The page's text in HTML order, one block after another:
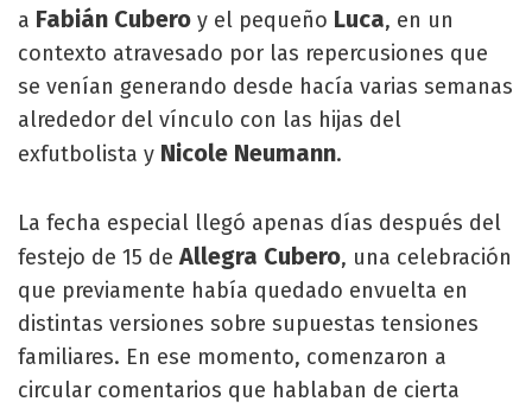
a Fabián Cubero y el pequeño Luca, en un
contexto atravesado por las repercusiones que
se venían generando desde hacía varias semanas
alrededor del vínculo con las hijas del
exfutbolista y Nicole Neumann.
La fecha especial llegó apenas días después del
festejo de 15 deAllegra Cubero, una celebración
que previamente había quedado envuelta en
distintas versiones sobre supuestas tensiones
familiares. En ese momento, comenzaron a
circular comentarios que hablaban de cierta